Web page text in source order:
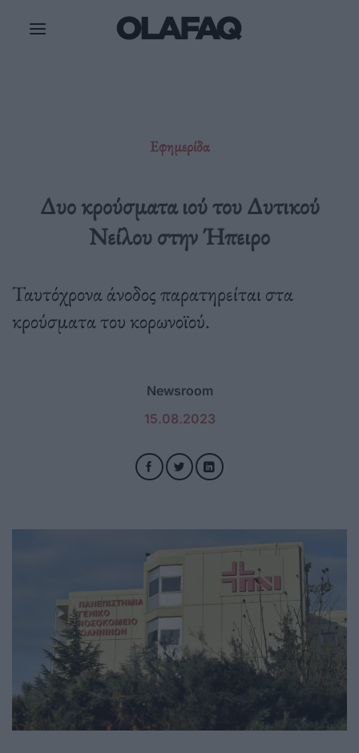
Εφημερίδα
Δυο κρούσματα ιού του Δυτικού
Νείλου στην Ήπειρο
Ταυτόχρονα άνοδος παρατηρείται στα
κρούσματα του κορωνοϊού.
Newsroom
15.08.2023